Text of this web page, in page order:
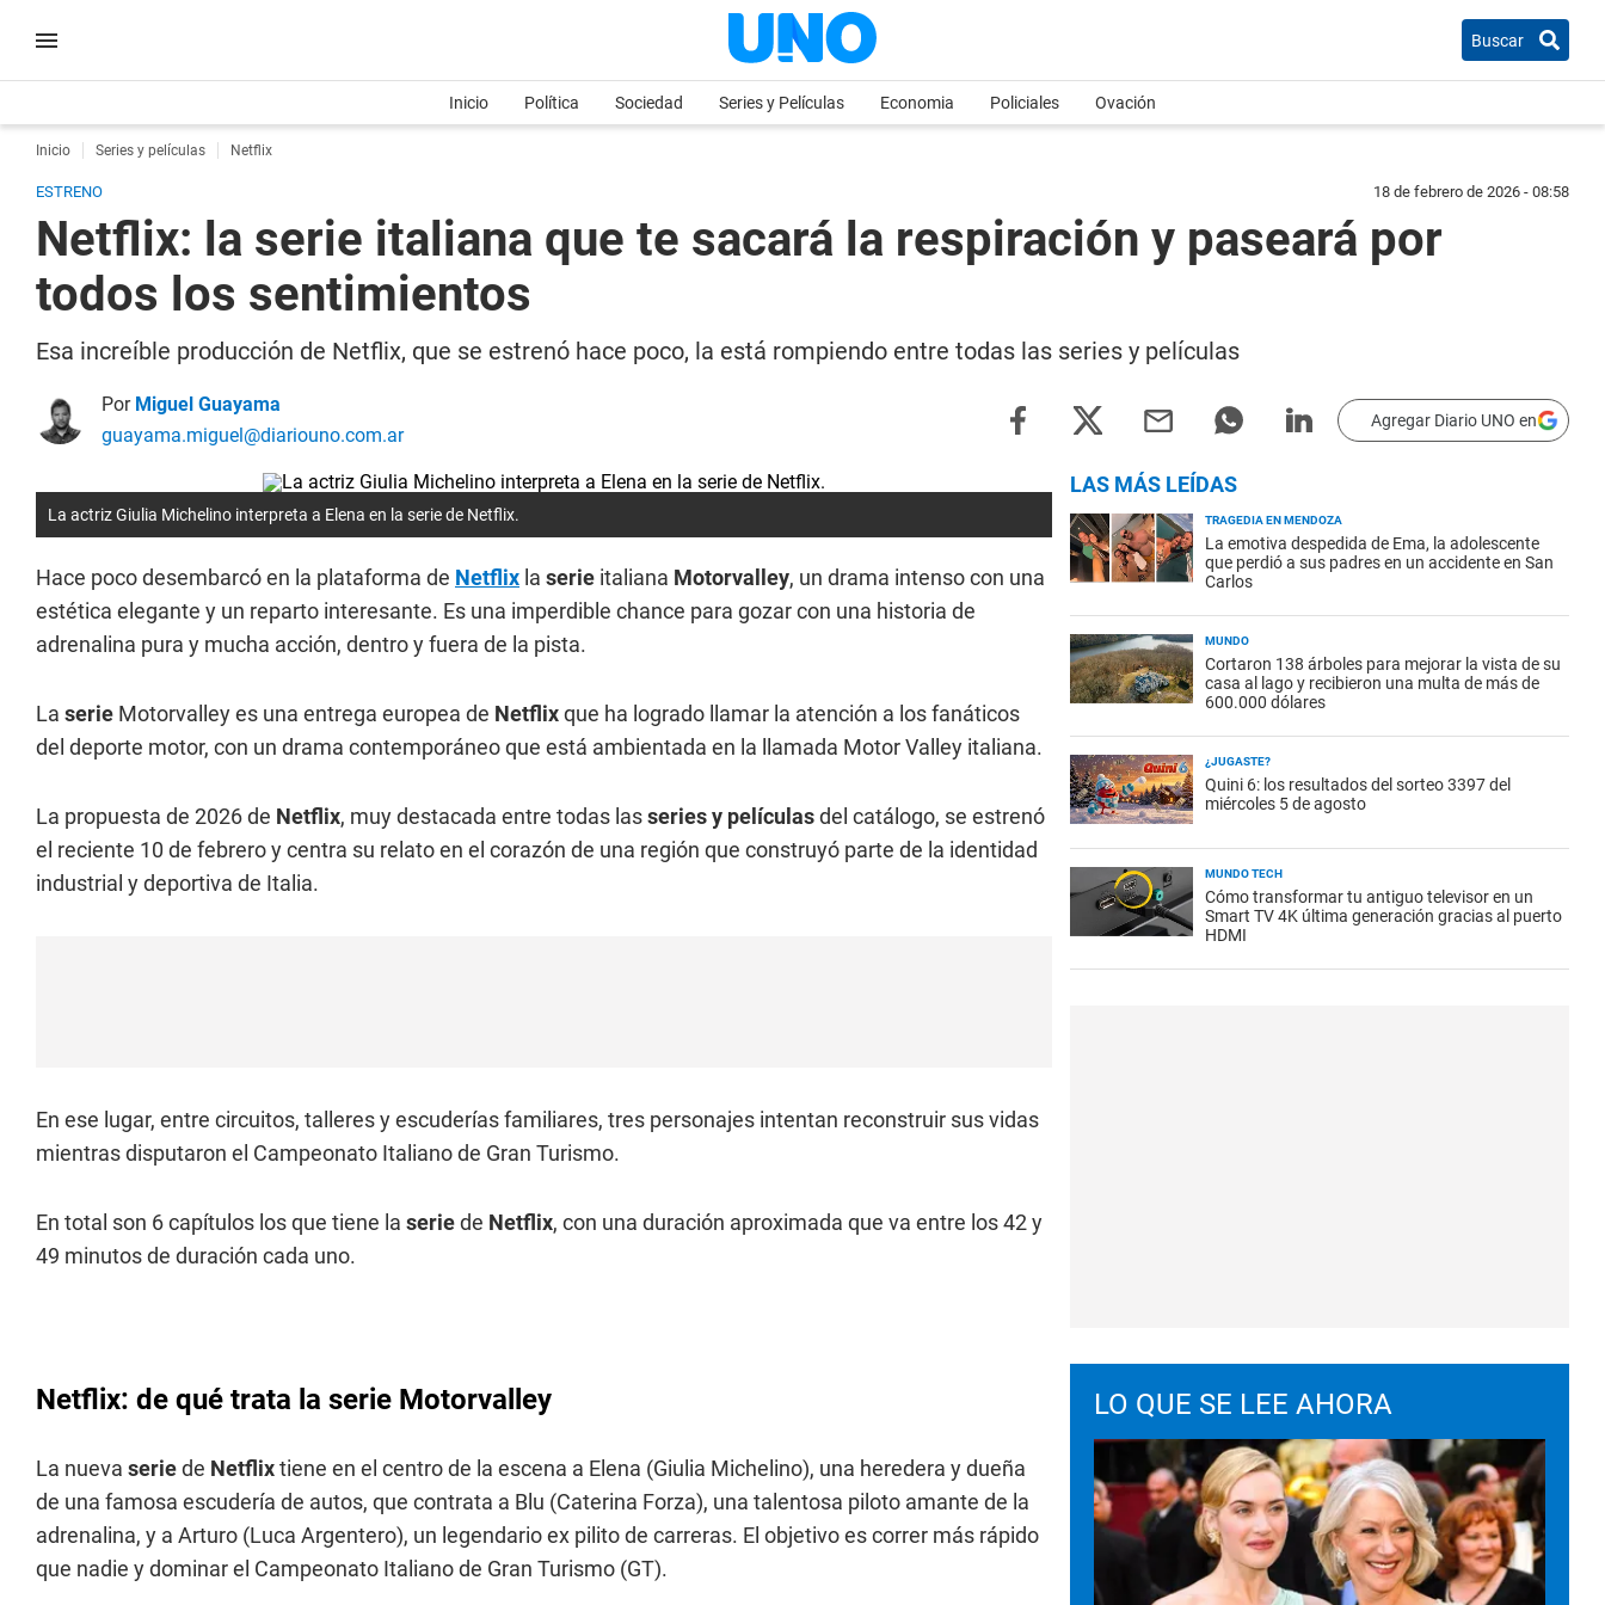
Buscar
Inicio Política Sociedad Series y Películas Economia Policiales Ovación
Inicio Series y películas Netflix
ESTRENO 18 de febrero de 2026 - 08:58
Netflix: la serie italiana que te sacará la respiración y paseará por
todos los sentimientos
Esa increíble producción de Netflix, que se estrenó hace poco, la está rompiendo entre todas las series y películas
Por Miguel Guayama
guayama.miguel@diariouno.com.ar
Agregar Diario UNO en
La actriz Giulia Michelino interpreta a Elena en la serie de Netflix.
Hace poco desembarcó en la plataforma de Netflix la serie italiana Motorvalley, un drama intenso con una
estética elegante y un reparto interesante. Es una imperdible chance para gozar con una historia de
adrenalina pura y mucha acción, dentro y fuera de la pista.
La serie Motorvalley es una entrega europea de Netflixque ha logrado llamar la atención a los fanáticos
del deporte motor, con un drama contemporáneo que está ambientada en la llamada Motor Valley italiana.
La propuesta de 2026 de Netflix, muy destacada entre todas lasseries y películasdel catálogo, se estrenó
el reciente 10 de febrero y centra su relato en el corazón de una región que construyó parte de la identidad
industrial y deportiva de Italia.
En ese lugar, entre circuitos, talleres y escuderías familiares, tres personajes intentan reconstruir sus vidas
mientras disputaron el Campeonato Italiano de Gran Turismo.
En total son 6 capítulos los que tiene la seriede Netflix, con una duración aproximada que va entre los 42 y
49 minutos de duración cada uno.
Netflix: de qué trata la serie Motorvalley
La nueva seriede Netflixtiene en el centro de la escena a Elena (Giulia Michelino), una heredera y dueña
de una famosa escudería de autos, que contrata a Blu (Caterina Forza), una talentosa piloto amante de la
adrenalina, y a Arturo (Luca Argentero), un legendario ex pilito de carreras. El objetivo es correr más rápido
que nadie y dominar el Campeonato Italiano de Gran Turismo (GT).
LAS MÁS LEÍDAS
TRAGEDIA EN MENDOZA
La emotiva despedida de Ema, la adolescente
que perdió a sus padres en un accidente en San
Carlos
MUNDO
Cortaron 138 árboles para mejorar la vista de su
casa al lago y recibieron una multa de más de
600.000 dólares
¿JUGASTE?
Quini 6: los resultados del sorteo 3397 del
miércoles 5 de agosto
MUNDO TECH
Cómo transformar tu antiguo televisor en un
Smart TV 4K última generación gracias al puerto
HDMI
LO QUE SE LEE AHORA